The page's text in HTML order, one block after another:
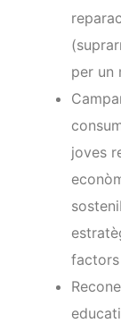
per un
joves